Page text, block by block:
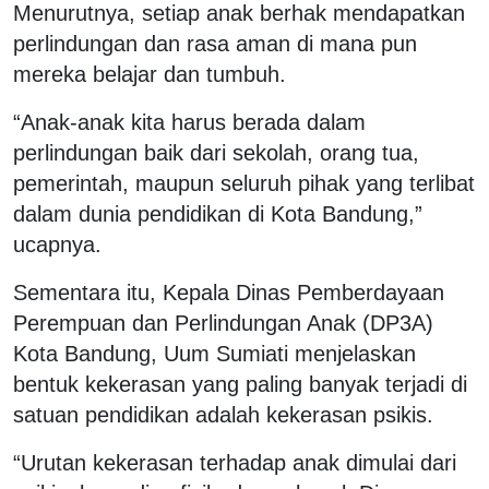
Menurutnya, setiap anak berhak mendapatkan
perlindungan dan rasa aman di mana pun
mereka belajar dan tumbuh.
“Anak-anak kita harus berada dalam
perlindungan baik dari sekolah, orang tua,
pemerintah, maupun seluruh pihak yang terlibat
dalam dunia pendidikan di Kota Bandung,”
ucapnya.
Sementara itu, Kepala Dinas Pemberdayaan
Perempuan dan Perlindungan Anak (DP3A)
Kota Bandung, Uum Sumiati menjelaskan
bentuk kekerasan yang paling banyak terjadi di
satuan pendidikan adalah kekerasan psikis.
“Urutan kekerasan terhadap anak dimulai dari